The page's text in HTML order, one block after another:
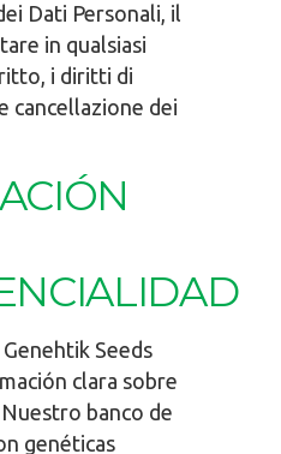
Dati Personali, il
in qualsiasi
i diritti di
cancellazione dei
Seeds
clara sobre
banco de
genéticas